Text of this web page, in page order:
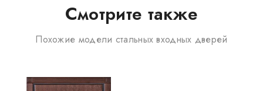
Смотрите также
Похожие модели стальных входных дверей